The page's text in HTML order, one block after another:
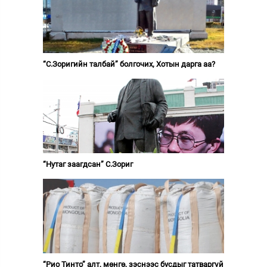
“С.Зоригийн талбай” болгочих, Хотын дарга аа?
“Нутаг заагдсан” С.Зориг
“Рио Тинто” алт, мөнгө, зэснээс бусдыг татваргүй